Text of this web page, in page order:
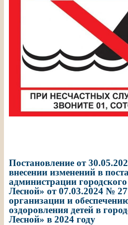
Постановление от
внесении изменений в
администрации
Лесной» от 07.03.2024 №
организации и
оздоровления детей в
Лесной» в 2024 году